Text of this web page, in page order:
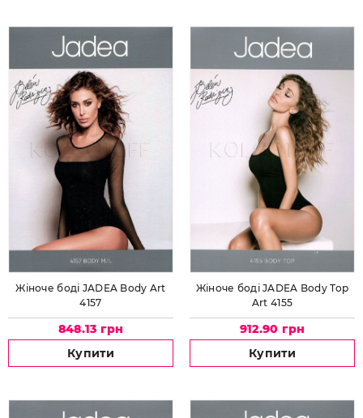
Жіноче боді JADEA Body Art
4157
848.13 грн
Купити
Жіноче боді JADEA Body Top
Art 4155
912.90 грн
Купити